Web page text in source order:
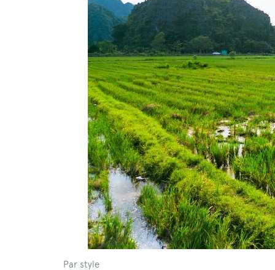
Par style